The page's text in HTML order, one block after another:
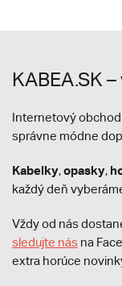
KABEA.SK
Internetový obchod
správne módne
Kabelky,opasky,
každý deň
Vždy od nás
sledujte nás na
extra horúce